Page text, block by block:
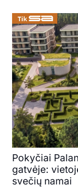
Pokyčiai
gatvėje:
svečių namai